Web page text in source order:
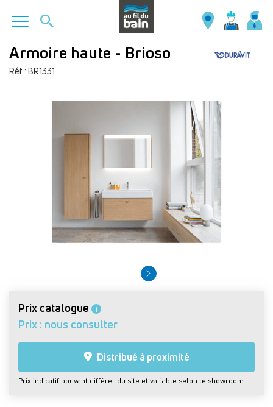
Aller
au
contenu
Armoire haute - Brioso
Réf : BR1331
Prix catalogue i
Prix : nous consulter
Distribué à proximité
Prix indicatif pouvant différer du site et variable selon le showroom.